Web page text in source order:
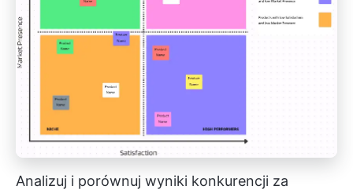
Analizuj i porównuj wyniki konkurencji za